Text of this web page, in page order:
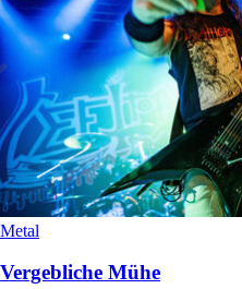
Metal
Vergebliche Mühe